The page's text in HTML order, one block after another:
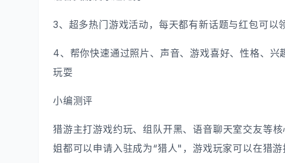
3、超多热门游戏活动，每天都有新话题与红包可以
4、帮你快速通过照片、声音、游戏喜好、性格、
玩耍
小编测评
猎游主打游戏约玩、组队开黑、语音聊天室交友等
姐都可以申请入驻成为“猎人"，游戏玩家可以在猎游